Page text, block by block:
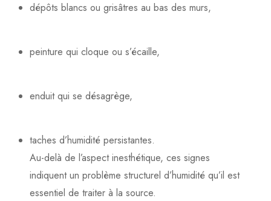
dépôts blancs ou grisâtres au bas des murs,
peinture qui cloque ou s’écaille,
enduit qui se désagrège,
taches d’humidité persistantes.
Au-delà de l’aspect inesthétique, ces signes
indiquent un problème structurel d’humidité qu’il est
essentiel de traiter à la source.